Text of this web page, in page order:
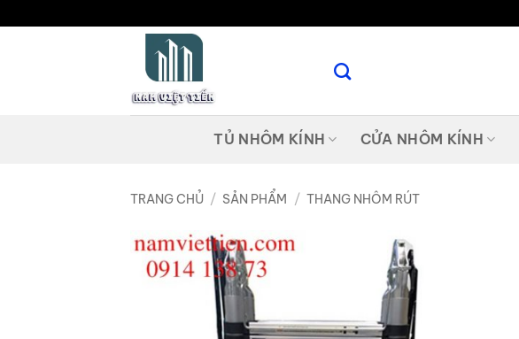
TỦ NHÔM KÍNH CỬA NHÔM KÍNH
TRANG CHỦ / SẢN PHẨM / THANG NHÔM RÚT